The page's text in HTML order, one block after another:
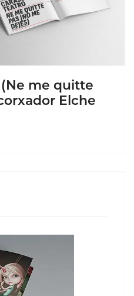
(Ne me quitte
Elche